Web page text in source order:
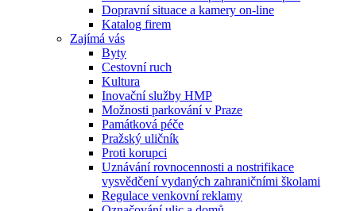
Dopravní situace a kamery on-line
Katalog firem
Zajímá vás
Byty
Cestovní ruch
Kultura
Inovační služby HMP
Možnosti parkování v Praze
Památková péče
Pražský uličník
Proti korupci
Uznávání rovnocennosti a nostrifikace
vysvědčení vydaných zahraničními školami
Regulace venkovní reklamy